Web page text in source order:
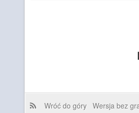
Wróć do góry Wersja bez